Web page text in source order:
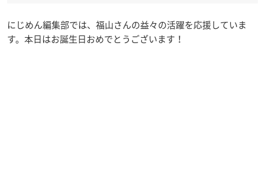
にじめん編集部では、福山さんの益々の活躍を応援していま
す。本日はお誕生日おめでとうございます！